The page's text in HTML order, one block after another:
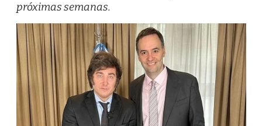
próximas semanas.